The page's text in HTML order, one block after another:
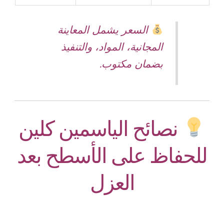
السعر يشمل المعاينة
المجانية، المواد، والتنفيذ
بضمان مكتوب.
نصائح الياسمين كلين
للحفاظ على الأسطح بعد
العزل